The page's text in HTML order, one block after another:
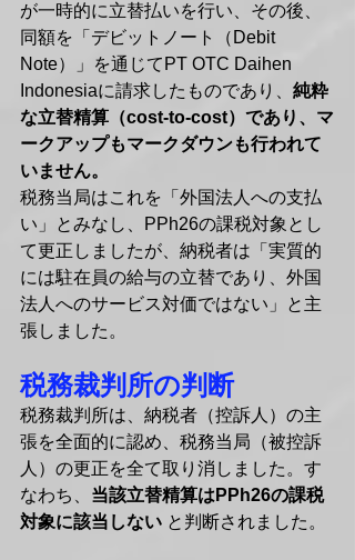
が一時的に立替払いを行い、その後、
同額を「デビットノート（Debit
Note）」を通じてPT OTC Daihen
Indonesiaに請求したものであり、 純粋
な立替精算（cost-to-cost）であり、マ
ークアップもマークダウンも行われて
いません。
税務当局はこれを「外国法人への支払
い」とみなし、PPh26の課税対象とし
て更正しましたが、納税者は「実質的
には駐在員の給与の立替であり、外国
法人へのサービス対価ではない」と主
張しました。
税務裁判所の判断
税務裁判所は、納税者（控訴人）の主
張を全面的に認め、税務当局（被控訴
人）の更正を全て取り消しました。す
なわち、 当該立替精算はPPh26の課税
対象に該当しない と判断されました。